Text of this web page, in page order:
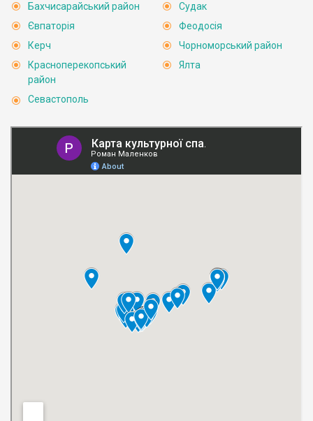
Бахчисарайський район
Євпаторія
Керч
Красноперекопський
район
Севастополь
Судак
Феодосія
Чорноморський район
Ялта